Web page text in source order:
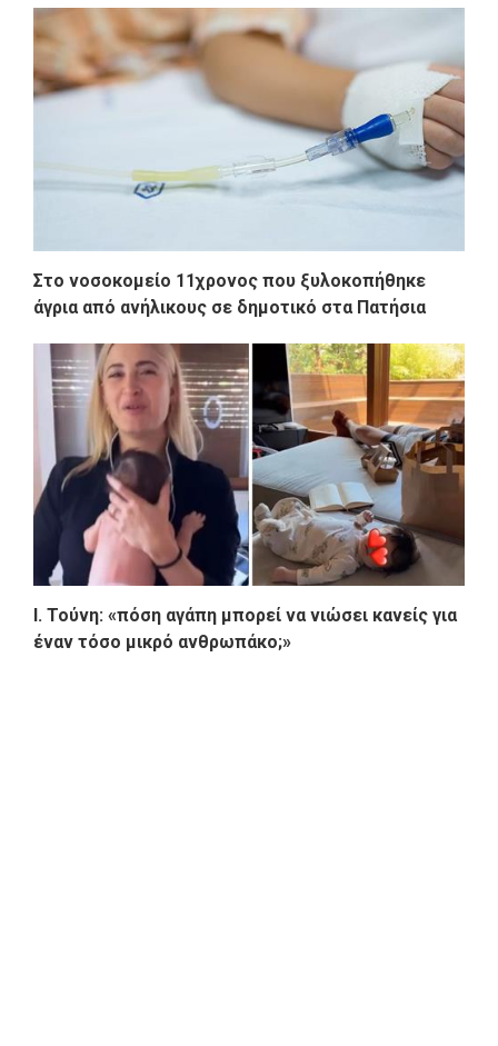
Στο νοσοκομείο 11χρονος που ξυλοκοπήθηκε
άγρια από ανήλικους σε δημοτικό στα Πατήσια
Ι. Τούνη: «πόση αγάπη μπορεί να νιώσει κανείς για
έναν τόσο μικρό ανθρωπάκο;»